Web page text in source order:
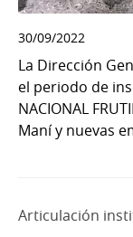
30/09/2022
La Dirección
el periodo de
NACIONAL
Maní y nuevas
Articulación